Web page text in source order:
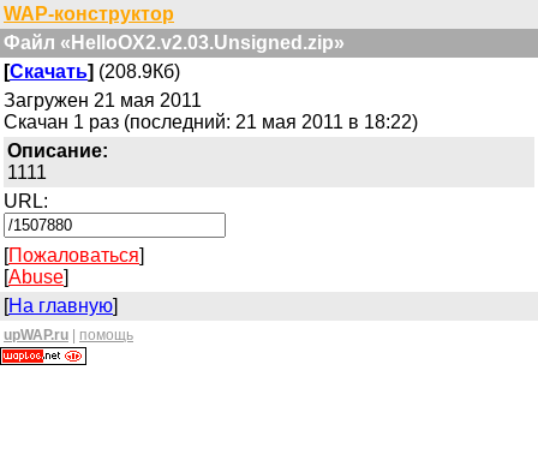
WAP-конструктор
Файл «HelloOX2.v2.03.Unsigned.zip»
[Скачать] (208.9Кб)
Загружен 21 мая 2011
Скачан 1 раз (последний: 21 мая 2011 в 18:22)
Описание:
1111
URL:
[Пожаловаться]
[Abuse]
[На главную]
upWAP.ru помощь